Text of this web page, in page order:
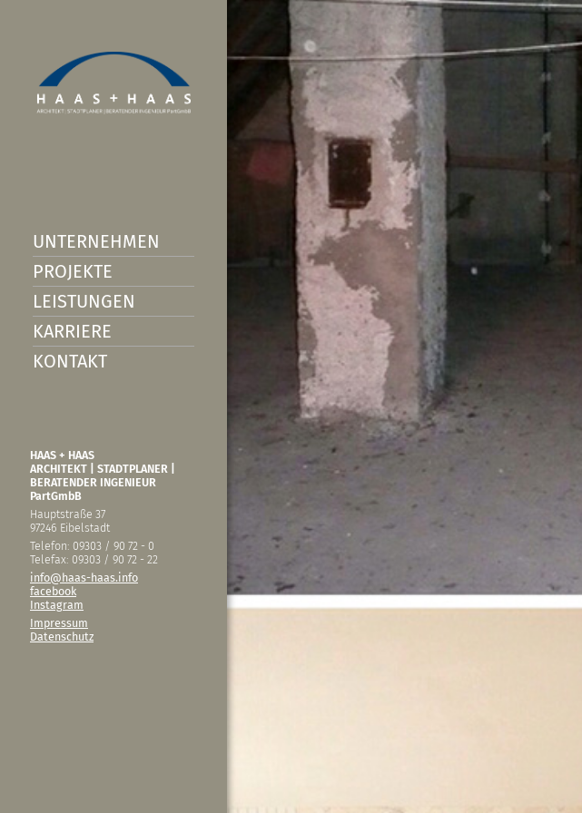
UNTERNEHMEN
PROJEKTE
LEISTUNGEN
KARRIERE
KONTAKT
HAAS + HAAS
ARCHITEKT | STADTPLANER |
BERATENDER INGENIEUR
PartGmbB
Hauptstraße 37
97246 Eibelstadt
Telefon: 09303 / 90 72 - 0
Telefax: 09303 / 90 72 - 22
info@haas-haas.info
facebook
Instagram
Impressum
Datenschutz